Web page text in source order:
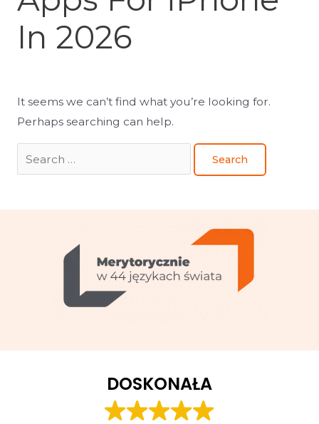
In 2026
It seems we can’t find what you’re looking for.
Perhaps searching can help.
DOSKONAŁA